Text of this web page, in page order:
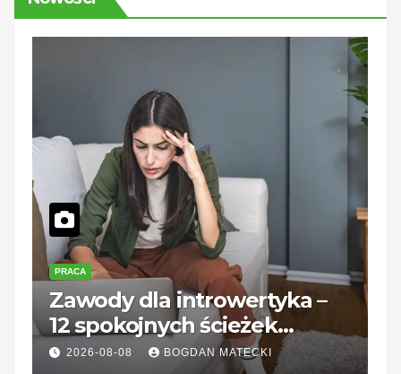
PRACA
Zawody dla introwertyka –
12 spokojnych ścieżek
kariery unerquicklich
2026-08-08 BOGDAN MATECKI